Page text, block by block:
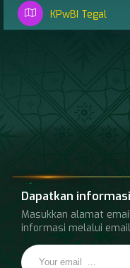
KPwBI Tegal
Dapatkan informasi
Masukkan alamat
informasi melalui